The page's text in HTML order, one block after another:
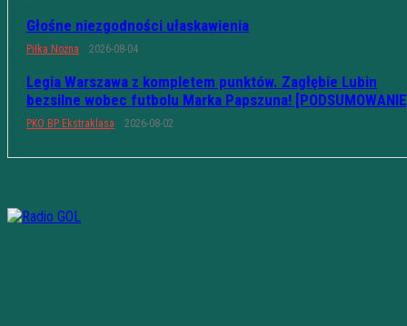
Głośne niezgodności ułaskawienia
Piłka Nożna 2026-08-04
Legia Warszawa z kompletem punktów. Zagłębie Lubin
bezsilne wobec futbolu Marka Papszuna!
PKO BP Ekstraklasa 2026-08-02